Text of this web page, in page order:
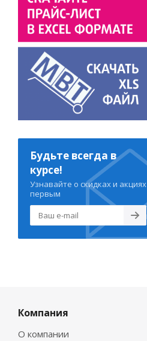
Будьте всегда в
курсе!
Узнавайте о скидках и акциях
первым
Компания
О компании